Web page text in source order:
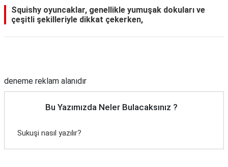
Squishy oyuncaklar, genellikle yumuşak dokuları ve
çeşitli şekilleriyle dikkat çekerken,
deneme reklam alanıdır
Bu Yazımızda Neler Bulacaksınız ?
Sukuşi nasıl yazılır?